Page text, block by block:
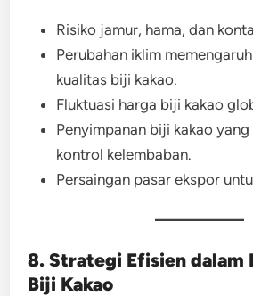
Risiko jamur, hama, dan
Perubahan iklim
kualitas biji kakao.
Fluktuasi harga biji kakao
Penyimpanan biji kakao
kontrol kelembaban.
Persaingan pasar ekspor
8. Strategi Efisien dalam
Biji Kakao